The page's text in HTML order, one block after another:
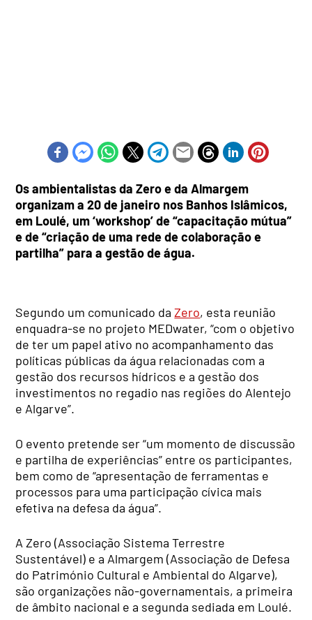
Os ambientalistas da Zero e da Almargem
organizam a 20 de janeiro nos Banhos Islâmicos,
em Loulé, um ‘workshop’ de “capacitação mútua”
e de “criação de uma rede de colaboração e
partilha” para a gestão de água.
Segundo um comunicado daZero, esta reunião
enquadra-se no projeto MEDwater, “com o objetivo
de ter um papel ativo no acompanhamento das
políticas públicas da água relacionadas com a
gestão dos recursos hídricos e a gestão dos
investimentos no regadio nas regiões do Alentejo
e Algarve”.
O evento pretende ser “um momento de discussão
e partilha de experiências” entre os participantes,
bem como de “apresentação de ferramentas e
processos para uma participação cívica mais
efetiva na defesa da água”.
A Zero (Associação Sistema Terrestre
Sustentável) e a Almargem (Associação de Defesa
do Património Cultural e Ambiental do Algarve),
são organizações não-governamentais, a primeira
de âmbito nacional e a segunda sediada em Loulé.